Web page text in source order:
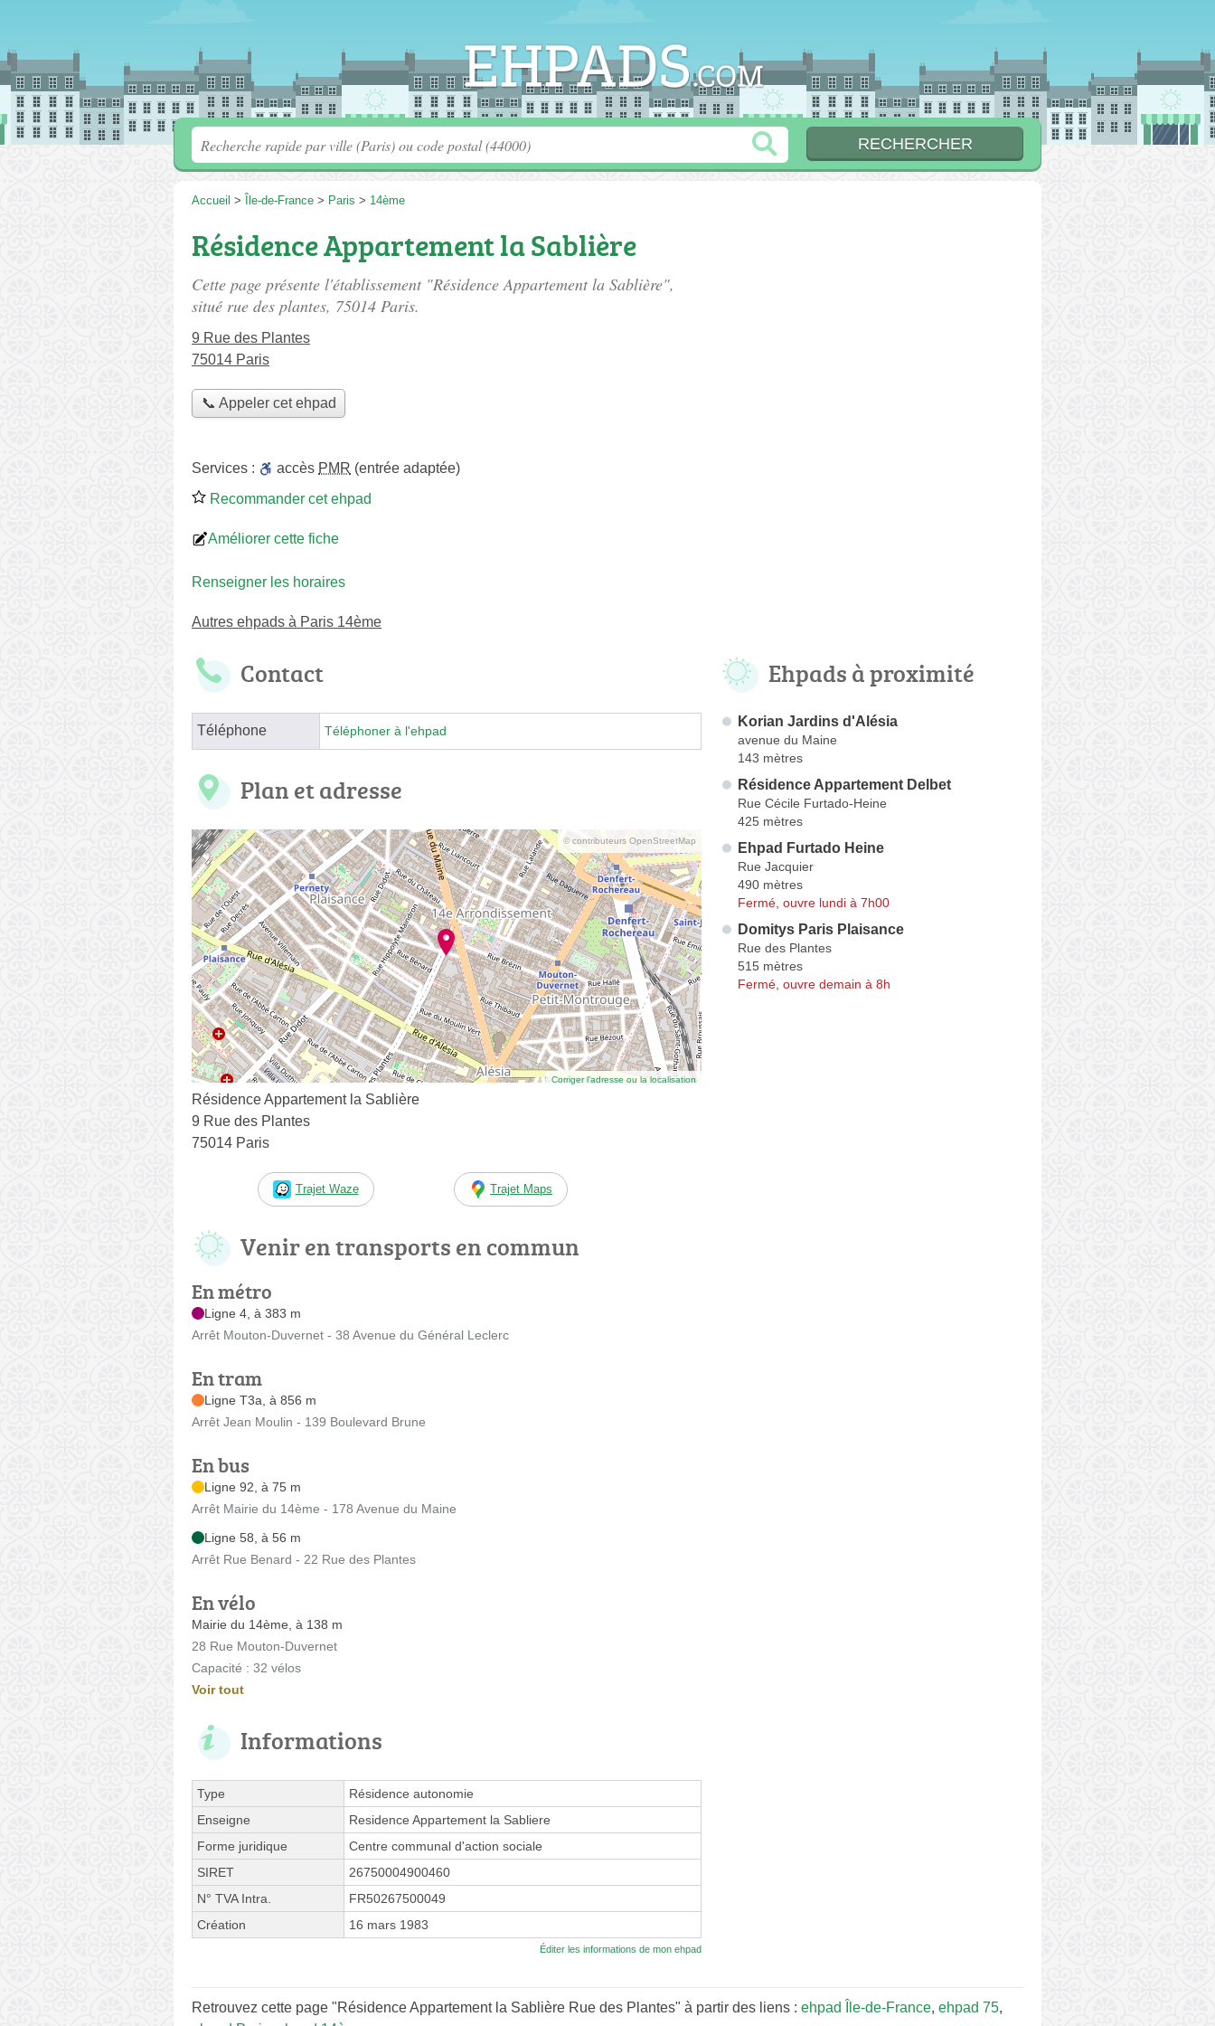
Accueil > Île-de-France > Paris > 14ème
Résidence Appartement la Sablière
Cette page présente l'établissement "Résidence Appartement la Sablière",
situé rue des plantes, 75014 Paris.
9 Rue des Plantes
75014 Paris
📞 Appeler cet ehpad
Services : accès PMR (entrée adaptée)
Recommander cet ehpad
Améliorer cette fiche
Renseigner les horaires
Autres ehpads à Paris 14ème
Contact
Téléphone Téléphoner à l'ehpad
Plan et adresse
© contributeurs OpenStreetMap
Corriger l’adresse ou la localisation
Résidence Appartement la Sablière
9 Rue des Plantes
75014 Paris
Trajet Waze Trajet Maps
Venir en transports en commun
En métro
Ligne 4, à 383 m
Arrêt Mouton-Duvernet - 38 Avenue du Général Leclerc
En tram
Ligne T3a, à 856 m
Arrêt Jean Moulin - 139 Boulevard Brune
En bus
Ligne 92, à 75 m
Arrêt Mairie du 14ème - 178 Avenue du Maine
Ligne 58, à 56 m
Arrêt Rue Benard - 22 Rue des Plantes
En vélo
Mairie du 14ème, à 138 m
28 Rue Mouton-Duvernet
Capacité : 32 vélos
Voir tout
Informations
Type
Résidence autonomie
Enseigne
Residence Appartement la Sabliere
Forme juridique
Centre communal d'action sociale
SIRET
26750004900460
N° TVA Intra.
FR50267500049
Création
16 mars 1983
Éditer les informations de mon ehpad
Ehpads à proximité
Korian Jardins d'Alésia
avenue du Maine
143 mètres
Résidence Appartement Delbet
Rue Cécile Furtado-Heine
425 mètres
Ehpad Furtado Heine
Rue Jacquier
490 mètres
Fermé, ouvre lundi à 7h00
Domitys Paris Plaisance
Rue des Plantes
515 mètres
Fermé, ouvre demain à 8h
Retrouvez cette page "Résidence Appartement la Sablière Rue des Plantes" à partir des liens : ehpad Île-de-France, ehpad 75,